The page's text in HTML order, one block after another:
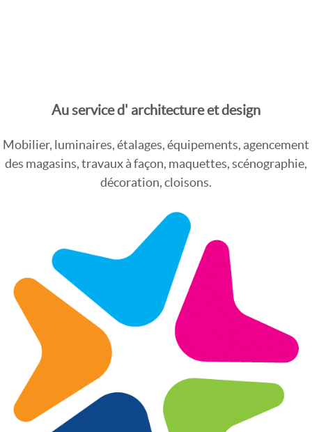
Au service d' architecture et design
Mobilier, luminaires, étalages, équipements, agencement
des magasins, travaux à façon, maquettes, scénographie,
décoration, cloisons.